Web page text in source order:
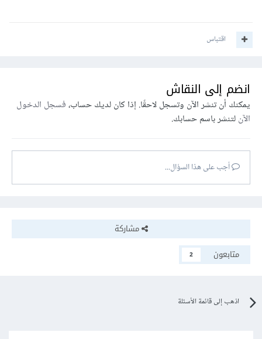
الكمبيوتر والمهندسين، أي تركيزها على مقابلات تقنية.
أسئلة البرمجة، وأسئلة تصميم البيانات، وأسئلة حل المشكلات،
مع ملاحظات فورية على أداء المتقدمين، بما في ذلك حلولهم
للأسئلة.
أيضًا تتوفر ميزة ممارسة مقابلات الفيديو مع محاكاة بيئة مقابلة
حقيقية.
اقتباس
انضم إلى النقاش
يمكنك أن تنشر الآن وتسجل لاحقًا. إذا كان لديك حساب،فسجل الدخول
الآنلتنشر باسم حسابك.
أجب على هذا السؤال...
مشاركة
متابعون
2
اذهب إلى قائمة الأسئلة